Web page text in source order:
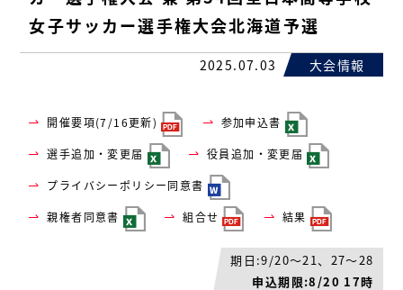
女子サッカー選手権大会北海道予選
2025.07.03 大会情報
開催要項(7/16更新) 参加申込書
選手追加・変更届 役員追加・変更届
プライバシーポリシー同意書
親権者同意書 組合せ 結果
期日:9/20～21、27～28
申込期限:8/20 17時